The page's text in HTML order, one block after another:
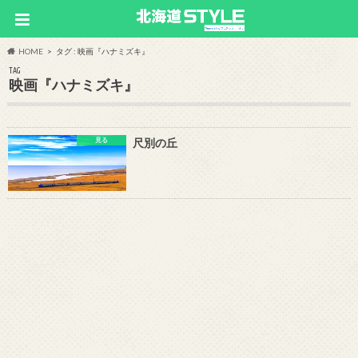
HOME タグ : 映画『ハナミズキ』
TAG
映画『ハナミズキ』
見る 尺別の丘